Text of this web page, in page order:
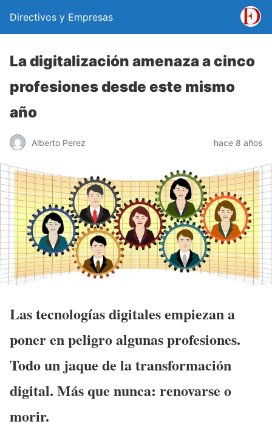
Directivos y Empresas
La digitalización amenaza a cinco
profesiones desde este mismo
año
Alberto Perez hace 8 años
Las tecnologías digitales empiezan a
poner en peligro algunas profesiones.
Todo un jaque de la transformación
digital. Más que nunca: renovarse o
morir.